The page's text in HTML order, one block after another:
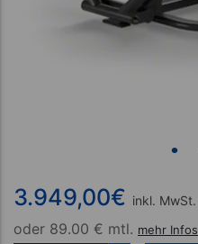
3.949,00€ inkl. MwSt.
oder 89.00 € mtl. mehr Infos